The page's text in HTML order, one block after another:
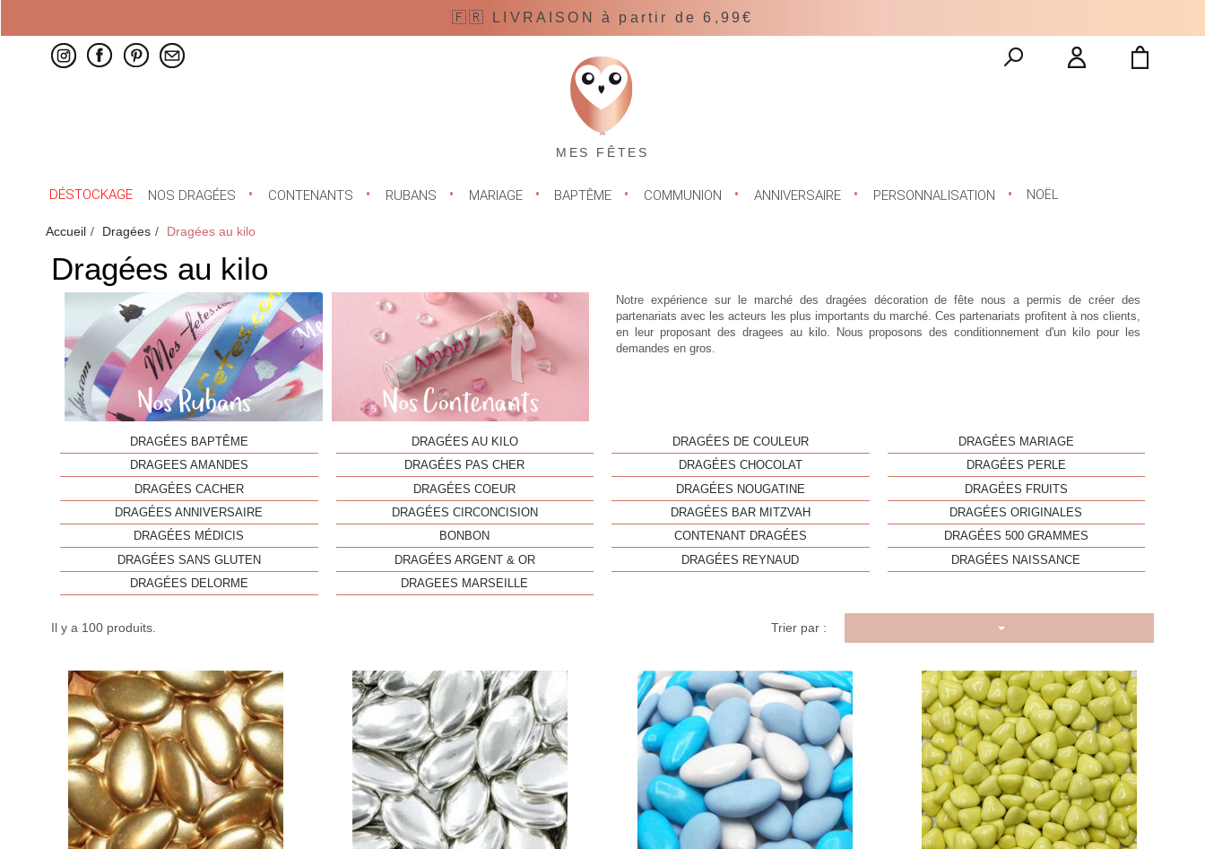
🇫🇷 LIVRAISON à partir de 6,99€
MES FÊTES
DÉSTOCKAGE NOS DRAGÉES CONTENANTS RUBANS MARIAGE BAPTÊME COMMUNION ANNIVERSAIRE PERSONNALISATION NOËL
Accueil Dragées Dragées au kilo
Dragées au kilo
Notre expérience sur le marché des dragées décoration de fête nous a permis de créer des
partenariats avec les acteurs les plus importants du marché. Ces partenariats profitent à nos clients,
en leur proposant des dragees au kilo. Nous proposons des conditionnement d'un kilo pour les
demandes en gros.
DRAGÉES BAPTÊME DRAGÉES AU KILO DRAGÉES DE COULEUR
DRAGÉES MARIAGE
DRAGEES AMANDES
DRAGÉES PAS CHER DRAGÉES CHOCOLAT
DRAGÉES PERLE
DRAGÉES CACHER
DRAGÉES COEUR DRAGÉES NOUGATINE
DRAGÉES FRUITS
DRAGÉES ANNIVERSAIRE
DRAGÉES CIRCONCISION DRAGÉES BAR MITZVAH
DRAGÉES ORIGINALES
DRAGÉES MÉDICIS
BONBON CONTENANT DRAGÉES
DRAGÉES 500 GRAMMES
DRAGÉES SANS GLUTEN
DRAGÉES ARGENT & OR DRAGÉES REYNAUD
DRAGÉES NAISSANCE
DRAGÉES DELORME
DRAGEES MARSEILLE
Il y a 100 produits. Trier par :
Aperçu rapide Aperçu rapide Aperçu rapide